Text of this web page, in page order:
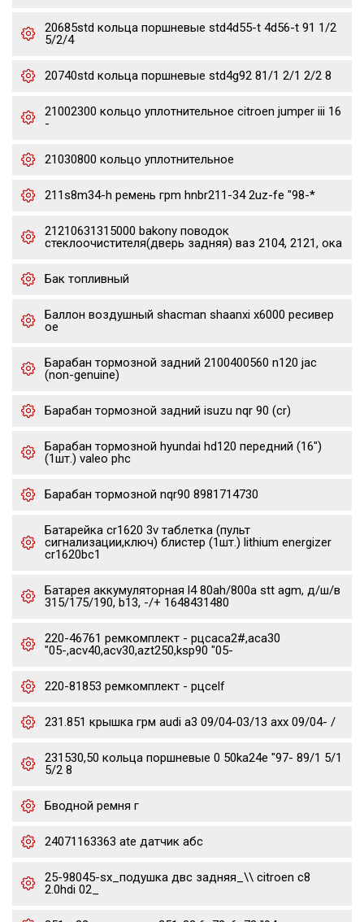
20685std кольца поршневые std4d55-t 4d56-t 91 1/2
5/2/4
20740std кольца поршневые std4g92 81/1 2/1 2/2 8
21002300 кольцо уплотнительное citroen jumper iii 16
-
21030800 кольцо уплотнительное
211s8m34-h ремень грm hnbr211-34 2uz-fe "98-*
21210631315000 bakony поводок
стеклоочистителя(дверь задняя) ваз 2104, 2121, ока
Бак топливный
Баллон воздушный shacman shaanxi x6000 ресивер
oe
Барабан тормозной задний 2100400560 n120 jac
(non-genuine)
Барабан тормозной задний isuzu nqr 90 (cr)
Барабан тормозной hyundai hd120 передний (16")
(1шт.) valeo phc
Барабан тормозной nqr90 8981714730
Батарейка cr1620 3v таблетка (пульт
сигнализации,ключ) блистер (1шт.) lithium energizer
cr1620bc1
Батарея аккумуляторная l4 80ah/800a stt agm, д/ш/в
315/175/190, b13, -/+ 1648431480
220-46761 ремкомплект - рцсaca2#,aca30
"05-,acv40,acv30,azt250,ksp90 "05-
220-81853 ремкомплект - рцсelf
231.851 крышка грм audi a3 09/04-03/13 axx 09/04- /
231530,50 кольца поршневые 0 50ka24e "97- 89/1 5/1
5/2 8
Бводной ремня г
24071163363 ate датчик абс
25-98045-sx_подушка двс задняя_\\ citroen c8
2.0hdi 02_